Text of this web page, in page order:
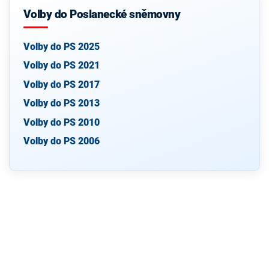
Volby do Poslanecké sněmovny
Volby do PS 2025
Volby do PS 2021
Volby do PS 2017
Volby do PS 2013
Volby do PS 2010
Volby do PS 2006